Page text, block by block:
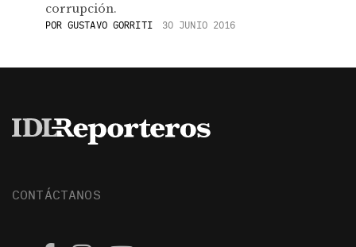
corrupción.
POR GUSTAVO GORRITI 30 JUNIO 2016
CONTÁCTANOS